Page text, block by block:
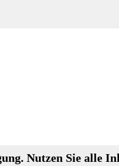
Nutzen Sie alle